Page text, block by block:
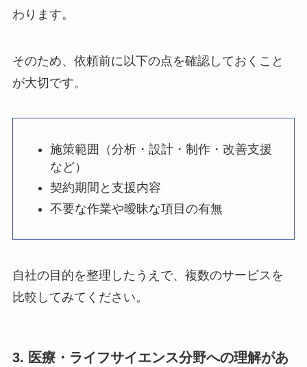
わります。
そのため、依頼前に以下の点を確認しておくこと
が大切です。
施策範囲（分析・設計・制作・改善支援
など）
契約期間と支援内容
不要な作業や曖昧な項目の有無
自社の目的を整理したうえで、複数のサービスを
比較してみてください。
3. 医療・ライフサイエンス分野への理解があ